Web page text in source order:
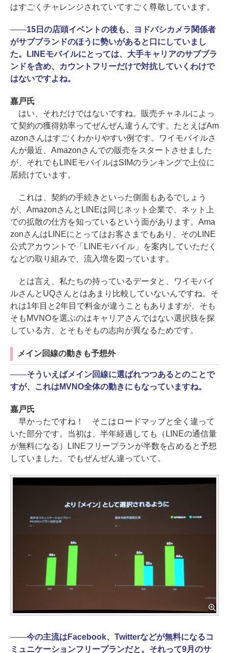
はすごくチャレンジされていてすごく尊敬しています。
――15日の店頭イベントの後も、ヨドバシカメラ関係者
がサブブランドのほうに勢いがあると口にしていまし
た。LINEモバイルにとっては、大手キャリアのサブブラ
ンドを含め、カウントフリーだけで対抗していくわけで
はないですよね。
嘉戸氏
はい、それだけではないですね。販売チャネルによっ
て契約の獲得効率ってぜんぜん違うんです。たとえばAm
azonさんはすごくわかりやすい例です。ワイモバイルさ
んが最近、Amazonさんでの販売をスタートさせました
が、それでもLINEモバイルはSIMのランキングで上位に
居続けています。
これは、契約の手続きといった側面もあるでしょう
が、AmazonさんとLINEは同じネット企業で、ネット上
での拡散の仕方を知っているという面があります。Ama
zonさんはLINEにとってはお客さまでもあり、そのLINE
公式アカウントで「LINEモバイル」を案内していただく
などの取り組みで、流入増を図っています。
とは言え、私たちの持っているデータと、ワイモバイ
ルさんとUQさんとはあまり比較していないんですね。そ
れは1年目と2年目で料金が違うこともありますが、そも
そもMVNOを選ぶのはキャリアさんではない選択肢を探
している方、とそもそもの志向が異なるためです。
メイン回線の動きも予想外
――そういえばメイン回線に選ばれつつあるとのことで
すが、これはMVNO全体の動きにもなっていますね。
嘉戸氏
早かったですね！ そこはロードマップと全く違って
いた部分です。当初は、半年経過しても（LINEの通信量
が無料になる）LINEフリープランが半数を占めると予想
していました。でもぜんぜん違っていて。
――今の主流はFacebook、Twitterなどが無料になるコ
ミュニケーションフリープランだと。それって9月のサ